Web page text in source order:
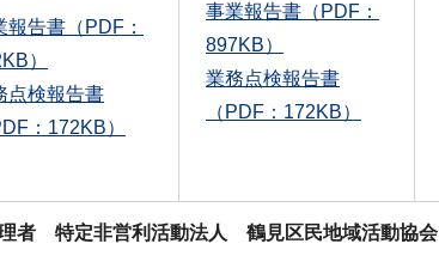
報告書（PDF：
）
点検報告書
：172KB）
事業報告書（PDF：
897KB）
業務点検報告書
（PDF：172KB）
者 特定非営利活動法人 鶴見区民地域活動協会